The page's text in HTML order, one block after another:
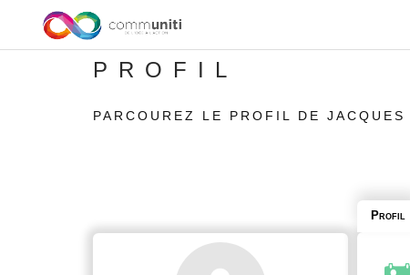
PROFIL
PARCOUREZ LE PROFIL DE JACQUES
Profil